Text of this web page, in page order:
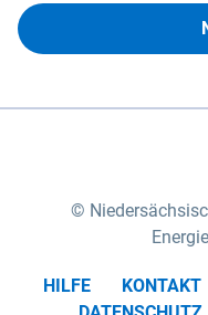
HILFE KONTAKT